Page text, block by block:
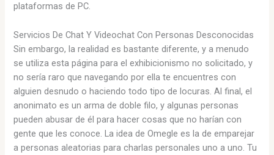
plataformas de PC.
Servicios De Chat Y Videochat Con Personas Desconocidas
Sin embargo, la realidad es bastante diferente, y a menudo
se utiliza esta página para el exhibicionismo no solicitado, y
no sería raro que navegando por ella te encuentres con
alguien desnudo o haciendo todo tipo de locuras. Al final, el
anonimato es un arma de doble filo, y algunas personas
pueden abusar de él para hacer cosas que no harían con
gente que les conoce. La idea de Omegle es la de emparejar
a personas aleatorias para charlas personales uno a uno. Tu